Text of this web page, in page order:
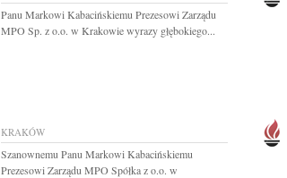
Panu Markowi Kabacińskiemu Prezesowi Zarządu
MPO Sp. z o.o. w Krakowie wyrazy głębokiego...
KRAKÓW
Szanownemu Panu Markowi Kabacińskiemu
Prezesowi Zarządu MPO Spółka z o.o. w